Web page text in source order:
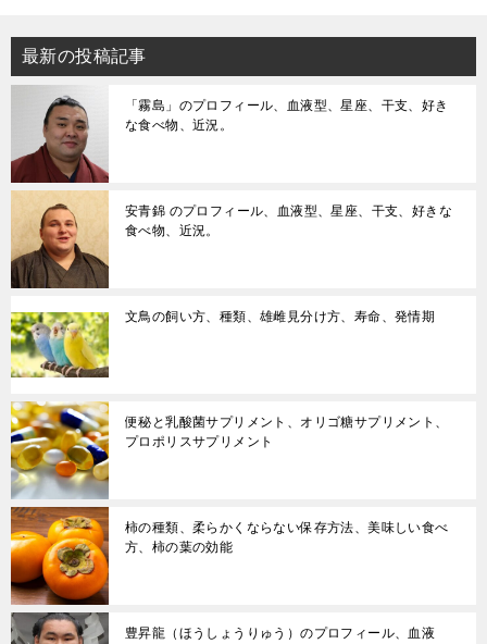
最新の投稿記事
「霧島」のプロフィール、血液型、星座、干支、好き
な食べ物、近況。
安青錦 のプロフィール、血液型、星座、干支、好きな
食べ物、近況。
文鳥の飼い方、種類、雄雌見分け方、寿命、発情期
便秘と乳酸菌サプリメント、オリゴ糖サプリメント、
プロポリスサプリメント
柿の種類、柔らかくならない保存方法、美味しい食べ
方、柿の葉の効能
豊昇龍（ほうしょうりゅう）のプロフィール、血液